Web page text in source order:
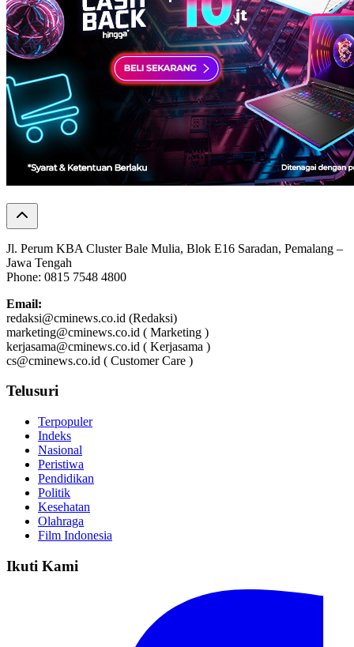
Jl. Perum KBA Cluster Bale Mulia, Blok E16 Saradan, Pemalang –
Jawa Tengah
Phone: 0815 7548 4800
Email:
redaksi@cminews.co.id (Redaksi)
marketing@cminews.co.id ( Marketing )
kerjasama@cminews.co.id ( Kerjasama )
cs@cminews.co.id ( Customer Care )
Telusuri
Terpopuler
Indeks
Nasional
Peristiwa
Pendidikan
Politik
Kesehatan
Olahraga
Film Indonesia
Ikuti Kami